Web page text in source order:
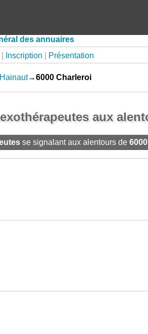
des annuaires
Inscription Présentation
Hainaut→6000 Charleroi
aux
se signalant aux alentours de